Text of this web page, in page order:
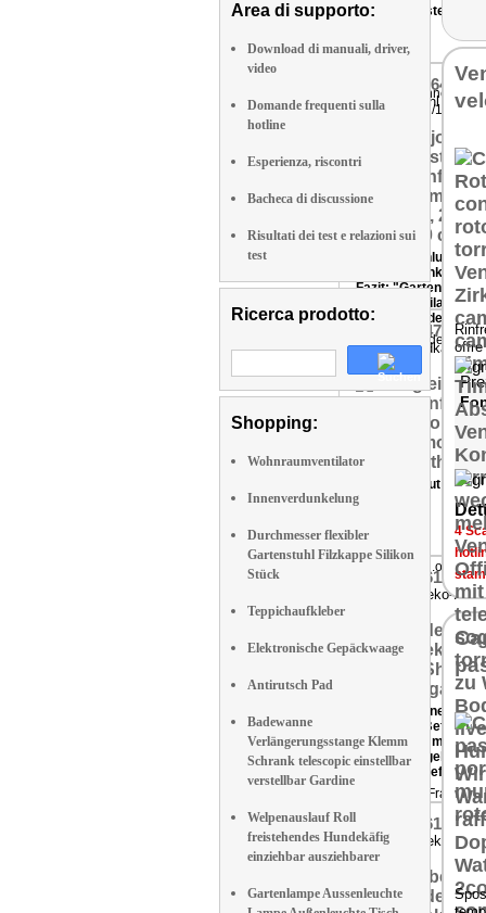
Produktvorstellung
Laura wohnen
11/16
ZX-9764-919
Edelstahl Fackel
Kaufempfehlung
9 von 10 Punkten
Fazit: "Gartenfackeln
von Carlo Milano in
zeitlosem Edelstahl-
Design sind eine
absolute
für jede Gartenparty.
Eine klare
Kaufempfehlung
hier ein
Preis-Leistungs-
Verhältnis besteht!"
inn-joy.de 07/16
NC-1476-919
Wandkamin
Testurteil: gut (1,8)
Vergleich.org 05/
NC-1611-919
Tisch-Deko-
4 von 5 Sterne
Fazit: "Die Befüllung
Befeuerung mit
Bioethanol gelingt
einfach und
Welt der Frau 05/
NC-1611-919
Tisch-Deko-
Area di supporto:
Download di manuali, driver,
video
Domande frequenti sulla
hotline
Esperienza, riscontri
Bacheca di discussione
Risultati dei test e relazioni sui
test
Ricerca prodotto:
Shopping:
Wohnraumventilator
Innenverdunkelung
Durchmesser flexibler
Gartenstuhl Filzkappe Silikon
Stück
Teppichaufkleber
Elektronische Gepäckwaage
Antirutsch Pad
Badewanne
Verlängerungsstange Klemm
Schrank telescopic einstellbar
verstellbar Gardine
Welpenauslauf Roll
freistehendes Hundekäfig
einziehbar ausziehbarer
Gartenlampe Aussenleuchte
offre
4